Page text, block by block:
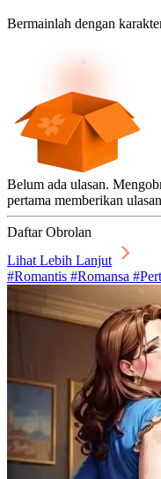
Bermainlah dengan
Belum ada ulasan.
pertama memberikan
Daftar Obrolan
Lihat Lebih Lanjut
#Romantis #Romansa